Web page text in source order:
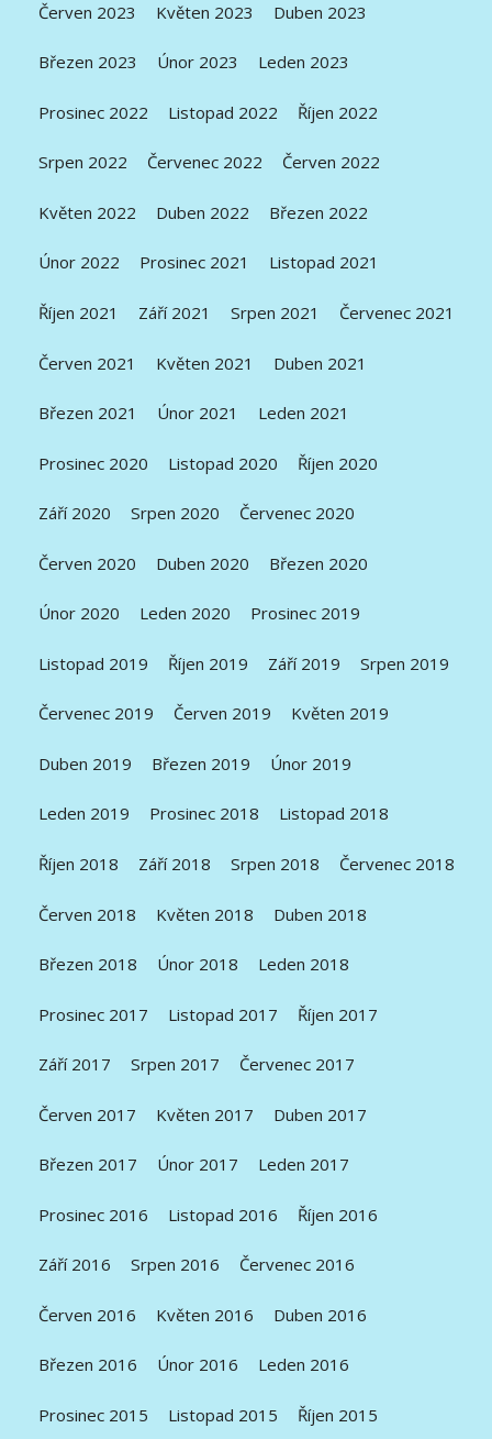
Červen 2023 Květen 2023 Duben 2023
Březen 2023 Únor 2023 Leden 2023
Prosinec 2022 Listopad 2022 Říjen 2022
Srpen 2022 Červenec 2022 Červen 2022
Květen 2022 Duben 2022 Březen 2022
Únor 2022 Prosinec 2021 Listopad 2021
Říjen 2021 Září 2021 Srpen 2021 Červenec 2021
Červen 2021 Květen 2021 Duben 2021
Březen 2021 Únor 2021 Leden 2021
Prosinec 2020 Listopad 2020 Říjen 2020
Září 2020 Srpen 2020 Červenec 2020
Červen 2020 Duben 2020 Březen 2020
Únor 2020 Leden 2020 Prosinec 2019
Listopad 2019 Říjen 2019 Září 2019 Srpen 2019
Červenec 2019 Červen 2019 Květen 2019
Duben 2019 Březen 2019 Únor 2019
Leden 2019 Prosinec 2018 Listopad 2018
Říjen 2018 Září 2018 Srpen 2018 Červenec 2018
Červen 2018 Květen 2018 Duben 2018
Březen 2018 Únor 2018 Leden 2018
Prosinec 2017 Listopad 2017 Říjen 2017
Září 2017 Srpen 2017 Červenec 2017
Červen 2017 Květen 2017 Duben 2017
Březen 2017 Únor 2017 Leden 2017
Prosinec 2016 Listopad 2016 Říjen 2016
Září 2016 Srpen 2016 Červenec 2016
Červen 2016 Květen 2016 Duben 2016
Březen 2016 Únor 2016 Leden 2016
Prosinec 2015 Listopad 2015 Říjen 2015